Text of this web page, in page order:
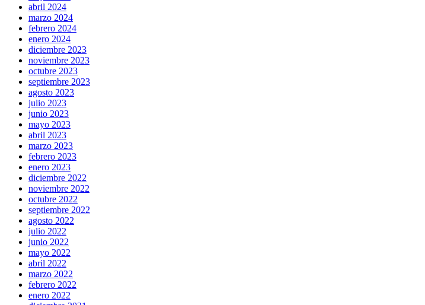
abril 2024
marzo 2024
febrero 2024
enero 2024
diciembre 2023
noviembre 2023
octubre 2023
septiembre 2023
agosto 2023
julio 2023
junio 2023
mayo 2023
abril 2023
marzo 2023
febrero 2023
enero 2023
diciembre 2022
noviembre 2022
octubre 2022
septiembre 2022
agosto 2022
julio 2022
junio 2022
mayo 2022
abril 2022
marzo 2022
febrero 2022
enero 2022